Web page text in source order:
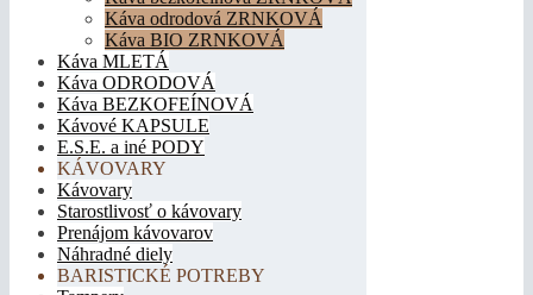
Káva odrodová ZRNKOVÁ
Káva BIO ZRNKOVÁ
Káva MLETÁ
Káva ODRODOVÁ
Káva BEZKOFEÍNOVÁ
Kávové KAPSULE
E.S.E. a iné PODY
KÁVOVARY
Kávovary
Starostlivosť o kávovary
Prenájom kávovarov
Náhradné diely
BARISTICKÉ POTREBY